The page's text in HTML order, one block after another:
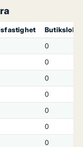
Butikslokal
0
0
0
0
0
0
0